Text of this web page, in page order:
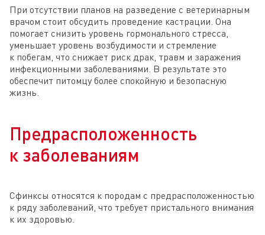
При отсутствии планов на разведение с ветеринарным
врачом стоит обсудить проведение кастрации. Она
помогает снизить уровень гормонального стресса,
уменьшает уровень возбудимости и стремление
к побегам, что снижает риск драк, травм и заражения
инфекционными заболеваниями. В результате это
обеспечит питомцу более спокойную и безопасную
жизнь.
Предрасположенность
к заболеваниям
Сфинксы относятся к породам с предрасположенностью
к ряду заболеваний, что требует пристального внимания
к их здоровью.